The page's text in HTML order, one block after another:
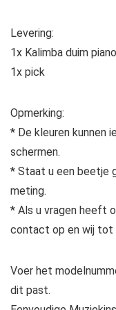
Levering:
1x Kalimba duim piano
1x pick
Opmerking:
* De kleuren kunnen
schermen.
* Staat u een beetje
meting.
* Als u vragen heeft
contact op en wij tot
Voer het
dit past.